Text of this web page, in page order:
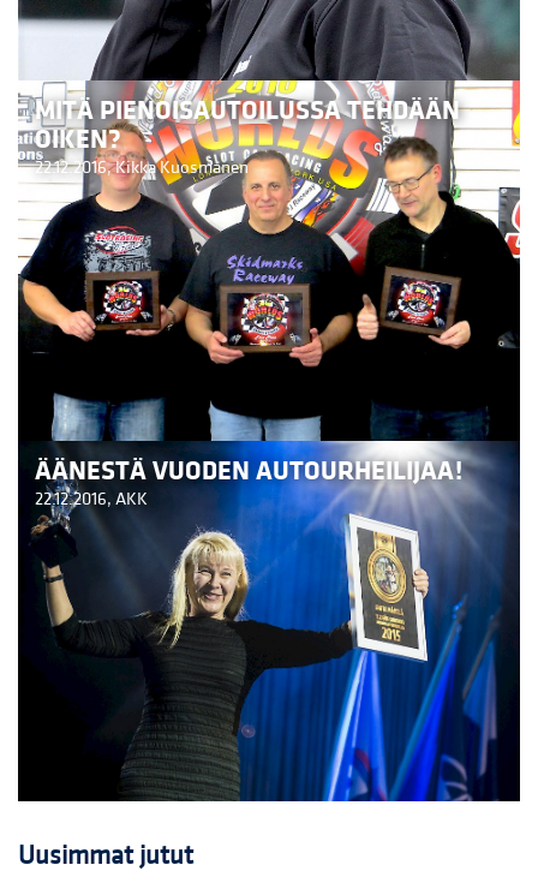
MITÄ PIENOISAUTOILUSSA TEHDÄÄN
OIKEN?
22.12.2016,Kikka Kuosmanen
ÄÄNESTÄ VUODEN AUTOURHEILIJAA!
22.12.2016, AKK
Uusimmat jutut